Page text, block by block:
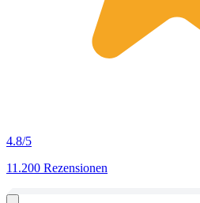
4.8/5
11.200 Rezensionen